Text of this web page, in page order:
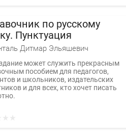
по русскому
Пунктуация
Дитмар Эльяшевич
может служить прекрасным
пособием для педагогов,
и школьников, издательских
и для всех, кто хочет писать